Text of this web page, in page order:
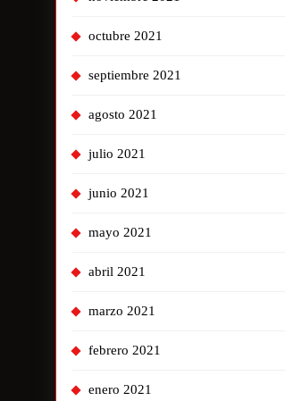
octubre 2021
septiembre 2021
agosto 2021
julio 2021
junio 2021
mayo 2021
abril 2021
marzo 2021
febrero 2021
enero 2021